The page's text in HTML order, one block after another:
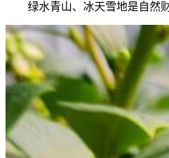
绿水青山、冰天雪地是自然财